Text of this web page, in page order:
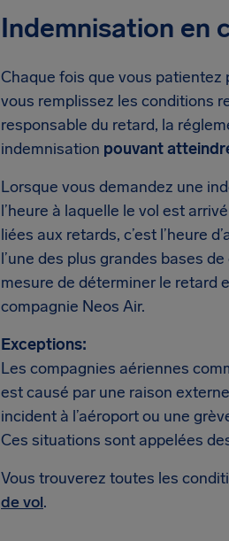
Indemnisation en
Chaque fois que vous patientez
vous remplissez les conditions
responsable du retard, la
indemnisation pouvant
Lorsque vous demandez une
l’heure à laquelle le vol est
liées aux retards, c’est l’heure
l’une des plus grandes bases
mesure de déterminer le retard
compagnie Neos Air.
Exceptions:
Les compagnies aériennes
est causé par une raison
incident à l’aéroport ou une
Ces situations sont appelées
Vous trouverez toutes les
de vol.